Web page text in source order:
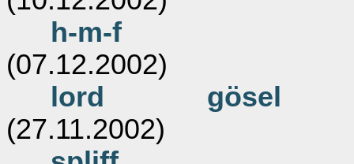
h-m-f
(07.12.2002)
lord gösel
(27.11.2002)